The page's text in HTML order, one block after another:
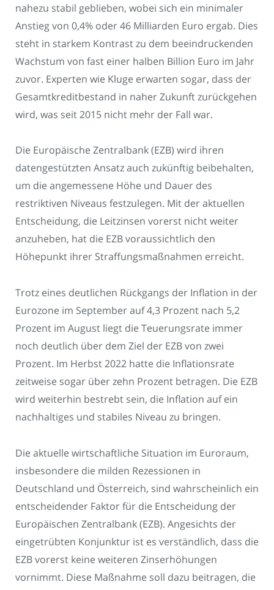
nahezu stabil geblieben, wobei sich ein minimaler
Anstieg von 0,4% oder 46 Milliarden Euro ergab. Dies
steht in starkem Kontrast zu dem beeindruckenden
Wachstum von fast einer halben Billion Euro im Jahr
zuvor. Experten wie Kluge erwarten sogar, dass der
Gesamtkreditbestand in naher Zukunft zurückgehen
wird, was seit 2015 nicht mehr der Fall war.
Die Europäische Zentralbank (EZB) wird ihren
datengestützten Ansatz auch zukünftig beibehalten,
um die angemessene Höhe und Dauer des
restriktiven Niveaus festzulegen. Mit der aktuellen
Entscheidung, die Leitzinsen vorerst nicht weiter
anzuheben, hat die EZB voraussichtlich den
Höhepunkt ihrer Straffungsmaßnahmen erreicht.
Trotz eines deutlichen Rückgangs der Inflation in der
Eurozone im September auf 4,3 Prozent nach 5,2
Prozent im August liegt die Teuerungsrate immer
noch deutlich über dem Ziel der EZB von zwei
Prozent. Im Herbst 2022 hatte die Inflationsrate
zeitweise sogar über zehn Prozent betragen. Die EZB
wird weiterhin bestrebt sein, die Inflation auf ein
nachhaltiges und stabiles Niveau zu bringen.
Die aktuelle wirtschaftliche Situation im Euroraum,
insbesondere die milden Rezessionen in
Deutschland und Österreich, sind wahrscheinlich ein
entscheidender Faktor für die Entscheidung der
Europäischen Zentralbank (EZB). Angesichts der
eingetrübten Konjunktur ist es verständlich, dass die
EZB vorerst keine weiteren Zinserhöhungen
vornimmt. Diese Maßnahme soll dazu beitragen, die